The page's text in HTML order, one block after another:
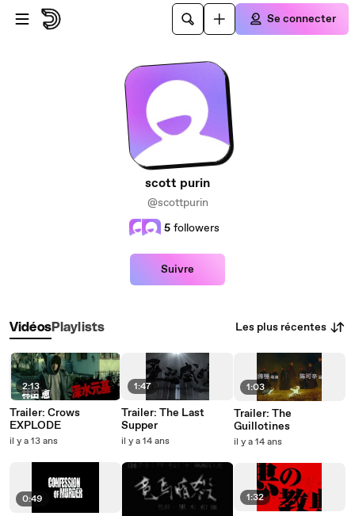
Passer au contenu principal
Se connecter
scott purin
@scottpurin
5 followers
Suivre
VidéosPlaylists Les plus récentes
2:13
Trailer: Crows
EXPLODE
il y a 13 ans
0:49
1:47
Trailer: The Last
Supper
il y a 14 ans
1:03
Trailer: The
Guillotines
il y a 14 ans
1:32